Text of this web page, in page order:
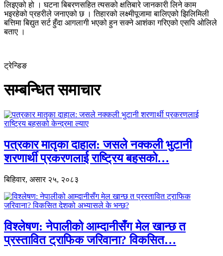
लिइएको हो । घटना बिबरणसहित त्यसको क्षतिबारे जानकारी लिने काम
भइरहेको प्रहरीले जनाएको छ । तिहारको लक्ष्मीपूजामा बालिएको झिलिमिली
बत्तिमा बिद्युत सर्ट हुँदा आगलागी भएको हुन सक्ने आशंका गरिएको एसपि ओलिले
बताए ।
ट्रेन्डिङ
सम्बन्धित समाचार
पत्रकार मातृका दाहाल: जसले नक्कली भुटानी
शरणार्थी प्रकरणलाई राष्ट्रिय बहसको…
बिहिवार, असार २५, २०८३
विश्लेषण: नेपालीको आम्दानीसँग मेल खान्छ त
प्रस्तावित ट्राफिक जरिवाना? विकसित…